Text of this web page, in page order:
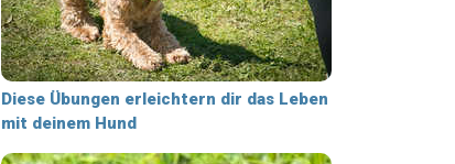
Diese Übungen erleichtern dir das Leben
mit deinem Hund